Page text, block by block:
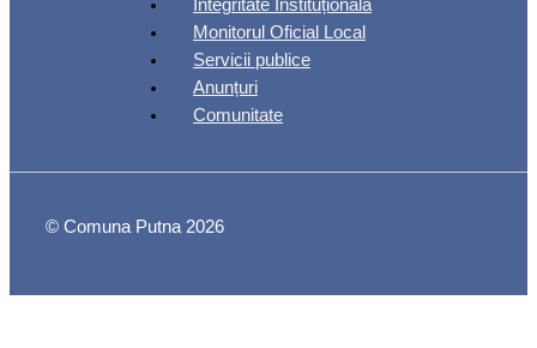
Integritate Instituțională
Monitorul Oficial Local
Servicii publice
Anunțuri
Comunitate
© Comuna Putna 2026